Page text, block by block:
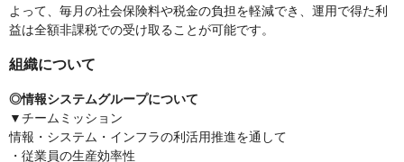
よって、毎月の社会保険料や税金の負担を軽減でき、運用で得た利
益は全額非課税での受け取ることが可能です。
組織について
◎情報システムグループについて
▼チームミッション
情報・システム・インフラの利活用推進を通して
・従業員の生産効率性